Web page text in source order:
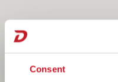
Consent
Kochen